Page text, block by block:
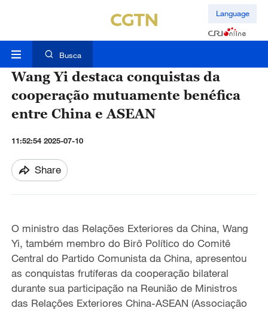
Language
Busca
Wang Yi destaca conquistas da
cooperação mutuamente benéfica
entre China e ASEAN
11:52:54 2025-07-10
Share
O ministro das Relações Exteriores da China, Wang
Yi, também membro do Birô Político do Comitê
Central do Partido Comunista da China, apresentou
as conquistas frutíferas da cooperação bilateral
durante sua participação na Reunião de Ministros
das Relações Exteriores China-ASEAN (Associação